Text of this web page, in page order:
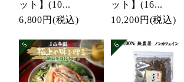
ット】(10...
6,800円 (税込)
ット】(16...
10,200円 (税込)